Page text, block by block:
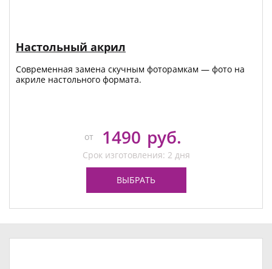
Настольный акрил
Современная замена скучным фоторамкам — фото на
акриле настольного формата.
от 1490 руб.
Срок изготовления: 2 дня
ВЫБРАТЬ